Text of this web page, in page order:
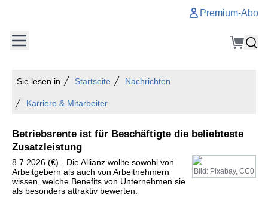
Premium-Abo
Sie lesen in Startseite Nachrichten
Karriere & Mitarbeiter
Betriebsrente ist für Beschäftigte die beliebteste
Zusatzleistung
Bild: Pixabay, CC0
8.7.2026 (€) - Die Allianz wollte sowohl von
Arbeitgebern als auch von Arbeitnehmern
wissen, welche Benefits von Unternehmen sie
als besonders attraktiv bewerten.